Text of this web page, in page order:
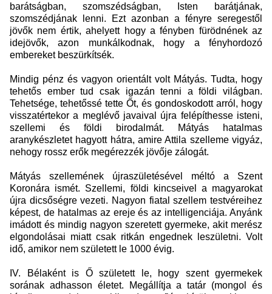
barátságban, szomszédságban, Isten barátjának,
szomszédjának lenni. Ezt azonban a fényre seregestől
jövők nem értik, ahelyett hogy a fényben fürödnének az
idejövők, azon munkálkodnak, hogy a fényhordozó
embereket beszürkítsék.
Mindig pénz és vagyon orientált volt Mátyás. Tudta, hogy
tehetős ember tud csak igazán tenni a földi világban.
Tehetsége, tehetőssé tette Őt, és gondoskodott arról, hogy
visszatértekor a meglévő javaival újra felépíthesse isteni,
szellemi és földi birodalmát. Mátyás hatalmas
aranykészletet hagyott hátra, amire Attila szelleme vigyáz,
nehogy rossz erők megérezzék jövője zálogát.
Mátyás szellemének újraszületésével méltó a Szent
Koronára ismét. Szellemi, földi kincseivel a magyarokat
újra dicsőségre vezeti. Nagyon fiatal szellem testvéreihez
képest, de hatalmas az ereje és az intelligenciája. Anyánk
imádott és mindig nagyon szeretett gyermeke, akit merész
elgondolásai miatt csak ritkán engednek leszületni. Volt
idő, amikor nem született le 1000 évig.
IV. Bélaként is Ő született le, hogy szent gyermekek
sorának adhasson életet.
Megállítja a tatár (mongol és